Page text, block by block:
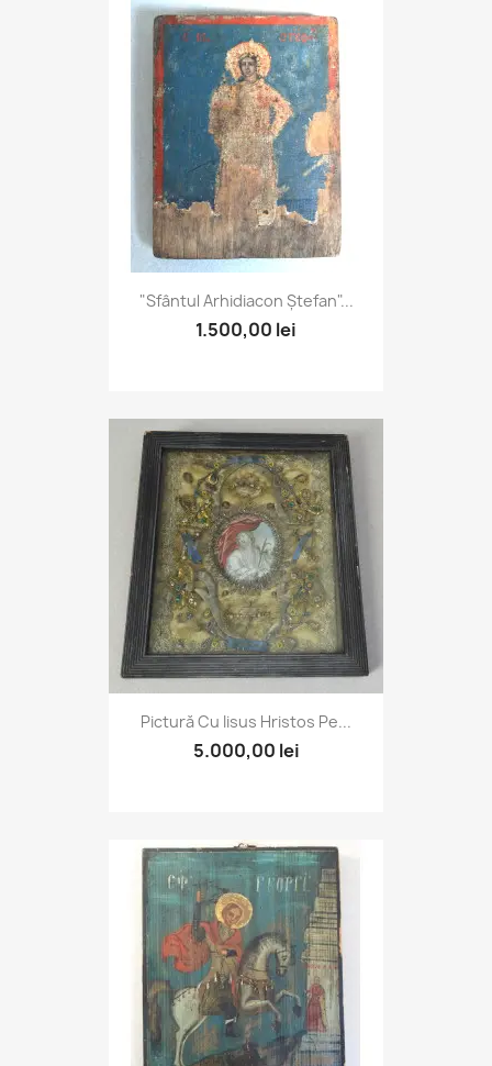
"Sfântul Arhidiacon Ștefan"...
1.500,00 lei
Pictură Cu Iisus Hristos Pe...
5.000,00 lei